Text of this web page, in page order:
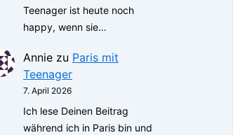
Teenager ist heute noch
happy, wenn sie…
Annie zu Paris mit
Teenager
7. April 2026
Ich lese Deinen Beitrag
während ich in Paris bin und